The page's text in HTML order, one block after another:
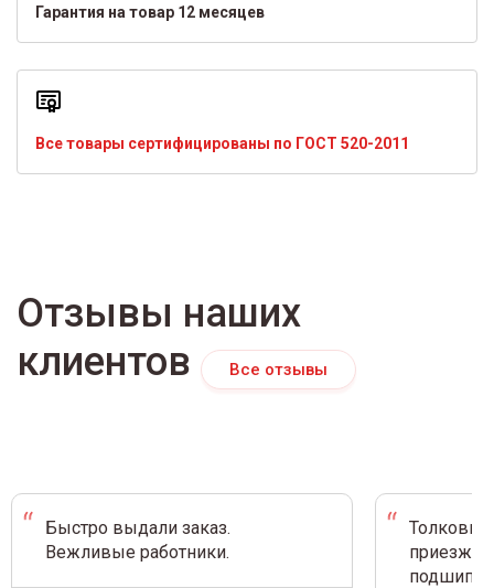
Гарантия на товар 12 месяцев
Все товары сертифицированы по ГОСТ 520-2011
Отзывы наших
клиентов
Все отзывы
Быстро выдали заказ.
Вежливые работники.
Толковый